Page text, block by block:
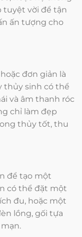
tuyệt vời để tận
ấn tượng cho
đơn giản là
thủy sinh có thể
và âm thanh róc
chỉ làm đẹp
thủy tốt, thu
để tạo một
có thể đặt một
đu, hoặc một
lồng, gối tựa